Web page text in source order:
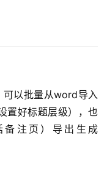
可以批量从word导入
置好标题层级），也
备注页）导出生成